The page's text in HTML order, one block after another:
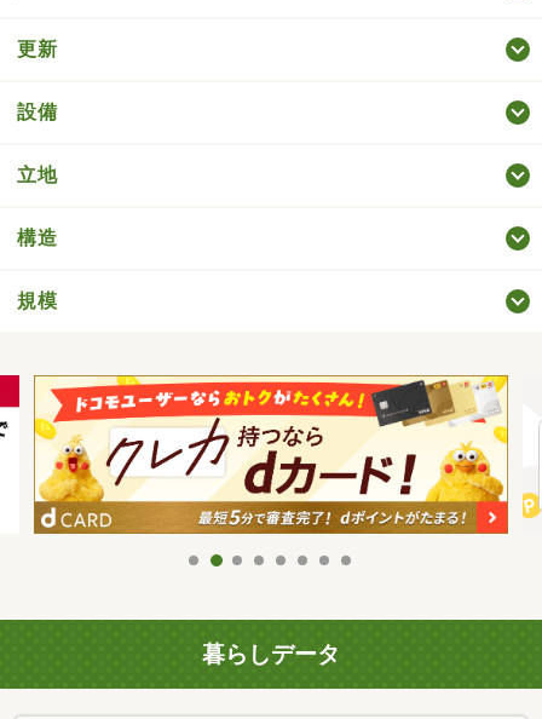
更新
設備
立地
構造
規模
暮らしデータ